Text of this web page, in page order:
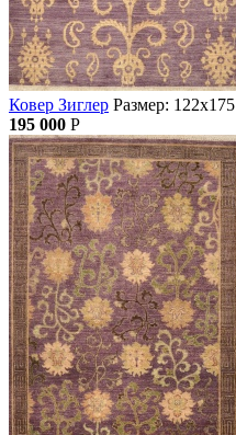
Ковер Зиглер Размер: 122х175
195 000 Р